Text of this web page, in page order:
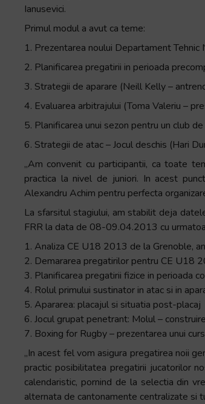
Ianusevici.
Primul modul a avut ca teme:
1. Prezentarea noului Departament
2. Planificarea pregatirii in perioada
3. Strategii de aparare (Neill Kelly –
4. Evaluarea arbitrajului (Toma Valeriu –
5. Planificarea unui sezon pentru un club
6. Strategii de atac – Jocul deschis (Hari
„Am convenit cu participantii, ca toate
practica la nivel de juniori. In acest
Alexandru Achim pentru perfecta
La sfarsitul stagiului, am stabilit deja
FRR la data de 08-09.04.2013 cu
1. Analiza CE U18 2013 de la Grenoble,
2. Demararea pregatirilor pentru CE U18
3. Planificarea pregatirii fizice in perioada
4. Rolul primului sustinator in atac si in
5. Apararea: placajul si situatia post-placaj
6. Jocul grupat penetrant: Molul –
7. Boxing for Rugby – prezentarea unui
„In acest fel vom asigura pregatirea noii
practic posibilitatea pregatirii jucatorilor
calendaristic, pornind de la selectia din
alternata de cantonamente centralizate si